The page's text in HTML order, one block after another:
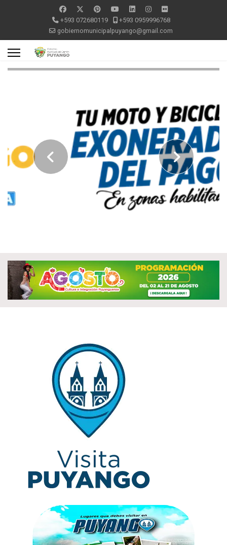
+593 072680119
+593 0959996768
gobiernomunicipalpuyango@gmail.com